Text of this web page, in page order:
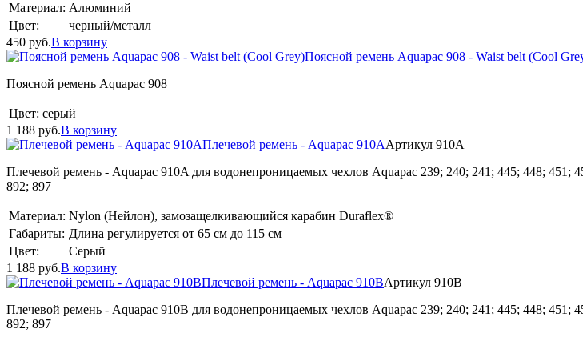
Материал: Алюминий
Цвет:
черный/металл
450 руб.В корзину
Поясной ремень Aquapac 908 - Waist belt (Cool
Поясной ремень Aquapac 908
Цвет: серый
1 188 руб.В корзину
Плечевой ремень - Aquapac 910AАртикул 910A
Плечевой ремень - Aquapac 910A для водонепроницаемых чехлов Aquapac 239; 240; 241; 445; 448; 451;
892; 897
Материал: Nylon (Нейлон), замозащелкивающийся карабин Duraflex®
Габариты: Длина регулируется от 65 см до 115 см
Цвет:
Серый
1 188 руб.В корзину
Плечевой ремень - Aquapac 910BАртикул 910B
Плечевой ремень - Aquapac 910B для водонепроницаемых чехлов Aquapac 239; 240; 241; 445; 448; 451;
892; 897